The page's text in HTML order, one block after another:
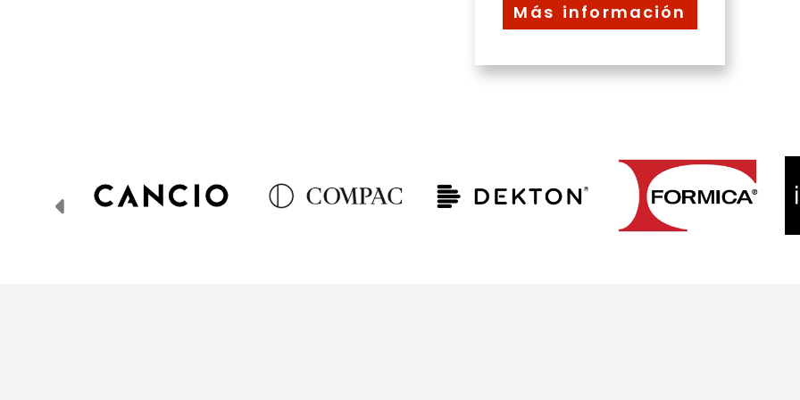
Más información
Anterior